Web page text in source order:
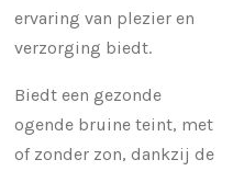
ervaring van plezier en
verzorging biedt.
Biedt een gezonde
ogende bruine teint, met
of zonder zon, dankzij de